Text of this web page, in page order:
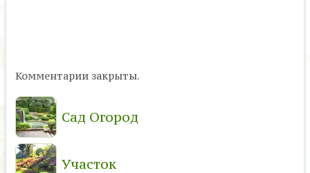
Комментарии закрыты.
Сад Огород
Участок